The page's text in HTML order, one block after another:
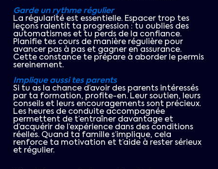
Garde un rythme régulier
La régularité est essentielle. Espacer trop tes
leçons ralentit ta progression : tu oublies des
automatismes et tu perds de la confiance.
Planifie tes cours de manière régulière pour
avancer pas à pas et gagner en assurance.
Cette constance te prépare à aborder le permis
sereinement.
Implique aussi tes parents
Si tu as la chance d’avoir des parents intéressés
par ta formation, profite-en. Leur soutien, leurs
conseils et leurs encouragements sont précieux.
Les heures de conduite accompagnée
permettent de t’entraîner davantage et
d’acquérir de l’expérience dans des conditions
réelles. Quand ta famille s’implique, cela
renforce ta motivation et t’aide à rester sérieux
et régulier.